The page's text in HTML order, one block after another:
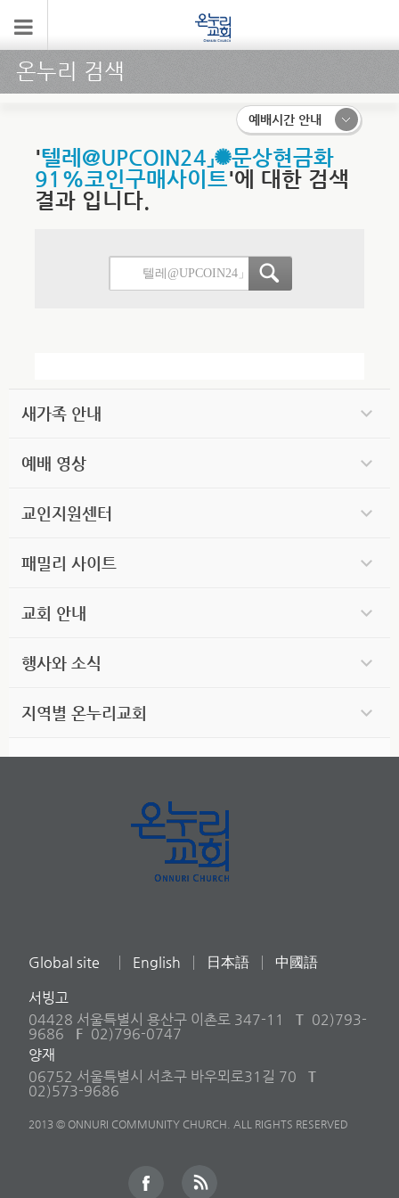
온누리 검색
예배시간 안내
'텔레@UPCOIN24」✺문상현금화
91%코인구매사이트'에 대한 검색
결과 입니다.
새가족 안내
예배 영상
교인지원센터
패밀리 사이트
교회 안내
행사와 소식
지역별 온누리교회
Global site English 日本語 中國語
서빙고
04428 서울특별시 용산구 이촌로 347-11
T 02)793-
9686
F 02)796-0747
양재
06752 서울특별시 서초구 바우뫼로31길 70
T
02)573-9686
2013 © ONNURI COMMUNITY CHURCH. ALL RIGHTS RESERVED